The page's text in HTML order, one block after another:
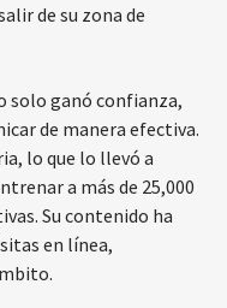
de su zona de
solo ganó confianza,
de manera efectiva.
lo que lo llevó a
a más de 25,000
Su contenido ha
en línea,